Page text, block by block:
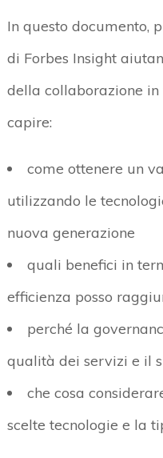
In questo documento,
di Forbes Insight
della collaborazione in
capire:
come ottenere un
utilizzando le
nuova generazione
quali benefici in
efficienza posso
perché la
qualità dei servizi e il
che cosa
scelte tecnologie e la